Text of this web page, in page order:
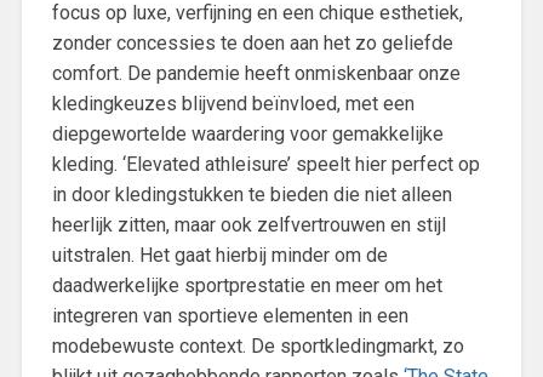
focus op luxe, verfijning en een chique esthetiek,
zonder concessies te doen aan het zo geliefde
comfort. De pandemie heeft onmiskenbaar onze
kledingkeuzes blijvend beïnvloed, met een
diepgewortelde waardering voor gemakkelijke
kleding. ‘Elevated athleisure’ speelt hier perfect op
in door kledingstukken te bieden die niet alleen
heerlijk zitten, maar ook zelfvertrouwen en stijl
uitstralen. Het gaat hierbij minder om de
daadwerkelijke sportprestatie en meer om het
integreren van sportieve elementen in een
modebewuste context. De sportkledingmarkt, zo